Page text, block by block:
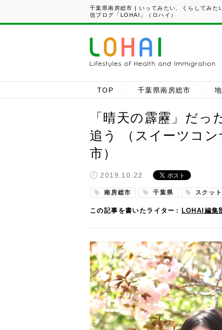
千葉県南房総市 | いってみたい、くらしてみた
信ブログ「LOHAI」（ロハイ）
TOP 千葉県南房総市
「晴天の霹靂」だ
追う （スイーツコ
市）
2019.10.22
南房総市 千葉県 スクット
この記事を書いたライター LOHAI編集